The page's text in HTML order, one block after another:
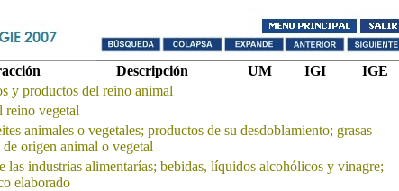
Descripción UM IGI
IGE
y productos del reino animal
reino vegetal
animales o vegetales; productos de su desdoblamiento; grasas
origen animal o vegetal
las industrias alimentarías; bebidas, líquidos alcohólicos y vinagre;
elaborado